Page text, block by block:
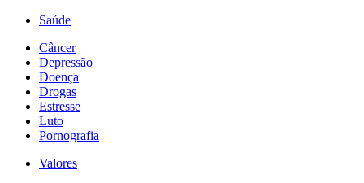
Saúde
Câncer
Depressão
Doença
Drogas
Estresse
Luto
Pornografia
Valores